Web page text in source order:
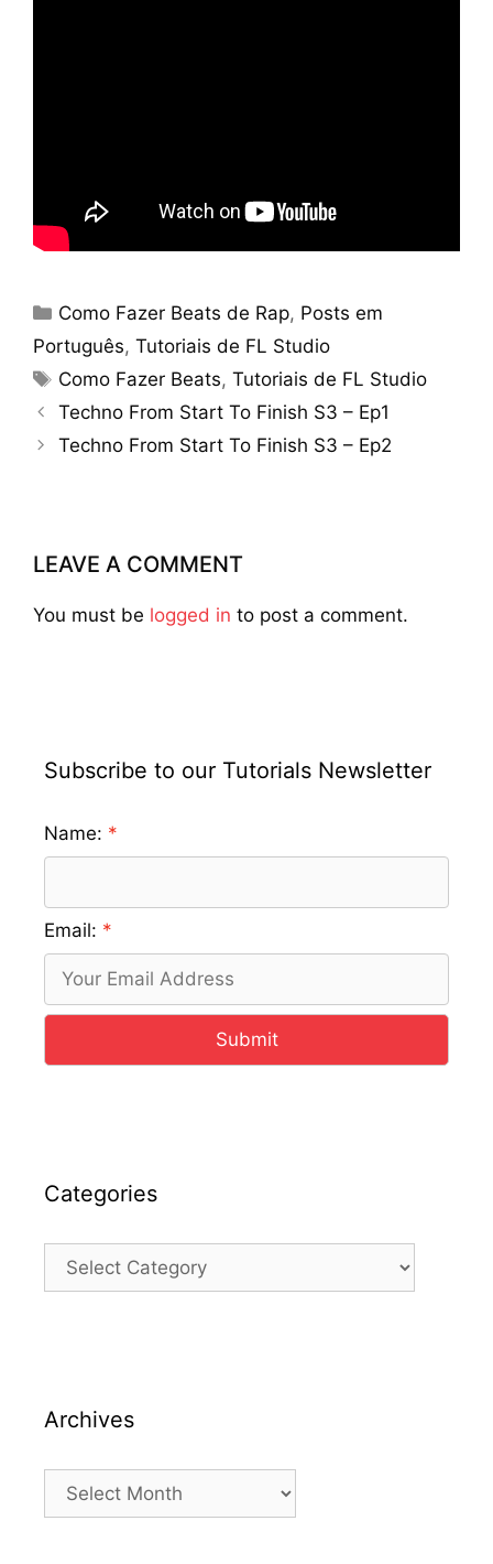
Categories
Como Fazer Beats de Rap, Posts em
Português, Tutoriais de FL Studio
Tags
Como Fazer Beats,Tutoriais de FL Studio
Techno From Start To Finish S3 – Ep1
Techno From Start To Finish S3 – Ep2
LEAVE A COMMENT
You must be logged in to post a comment.
Subscribe to our Tutorials Newsletter
Name:
Email:
Submit
Categories
Categories
Archives
Archives